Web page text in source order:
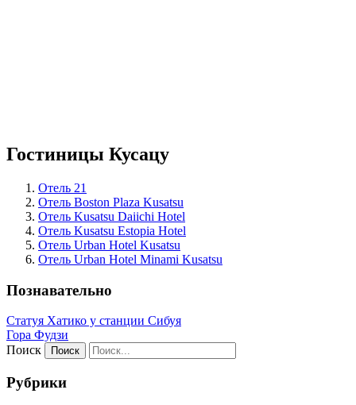
Гостиницы Кусацу
Отель 21
Отель Boston Plaza Kusatsu
Отель Kusatsu Daiichi Hotel
Отель Kusatsu Estopia Hotel
Отель Urban Hotel Kusatsu
Отель Urban Hotel Minami Kusatsu
Познавательно
Статуя Хатико у станции Сибуя
Гора Фудзи
Поиск
Рубрики